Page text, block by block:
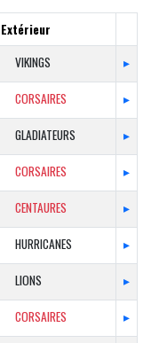
Extérieur
VIKINGS ▸
CORSAIRES ▸
GLADIATEURS ▸
CORSAIRES ▸
CENTAURES ▸
HURRICANES ▸
LIONS ▸
CORSAIRES ▸